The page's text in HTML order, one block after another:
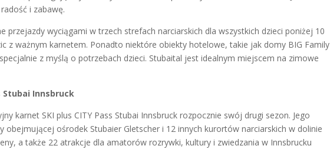
i zabawę.
przejazdy wyciągami w trzech strefach narciarskich dla wszystkich dzieci poniżej 10
z ważnym karnetem. Ponadto niektóre obiekty hotelowe, takie jak domy BIG Family
z myślą o potrzebach dzieci. Stubaital jest idealnym miejscem na zimowe
Stubai Innsbruck
karnet SKI plus CITY Pass Stubai Innsbruck rozpocznie swój drugi sezon. Jego
obejmującej ośrodek Stubaier Gletscher i 12 innych kurortów narciarskich w dolinie
a także 22 atrakcje dla amatorów rozrywki, kultury i zwiedzania w Innsbrucku